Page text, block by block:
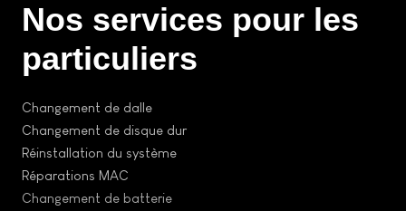
Nos services pour les
particuliers
Changement de dalle
Changement de disque dur
Réinstallation du système
Réparations MAC
Changement de batterie